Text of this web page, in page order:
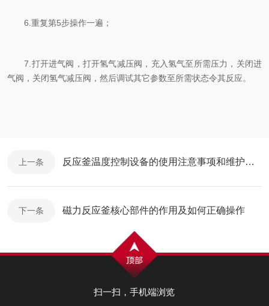
6.重复第5步操作一遍；
7.打开进气阀，打开氢气减压阀，充入氢气至所需压力，关闭进
气阀，关闭氢气减压阀，然后调试其它参数至所需状态令其反应。
上一条 反应釜温度控制设备的使用注意事项和维护要点
下一条 磁力反应釜核心部件的作用及如何正确操作
扫一扫，手机端浏览